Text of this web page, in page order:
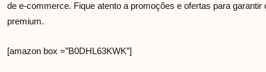
de e-commerce. Fique atento a promoções e ofertas para
premium.
[amazon box =”B0DHL63KWK”]